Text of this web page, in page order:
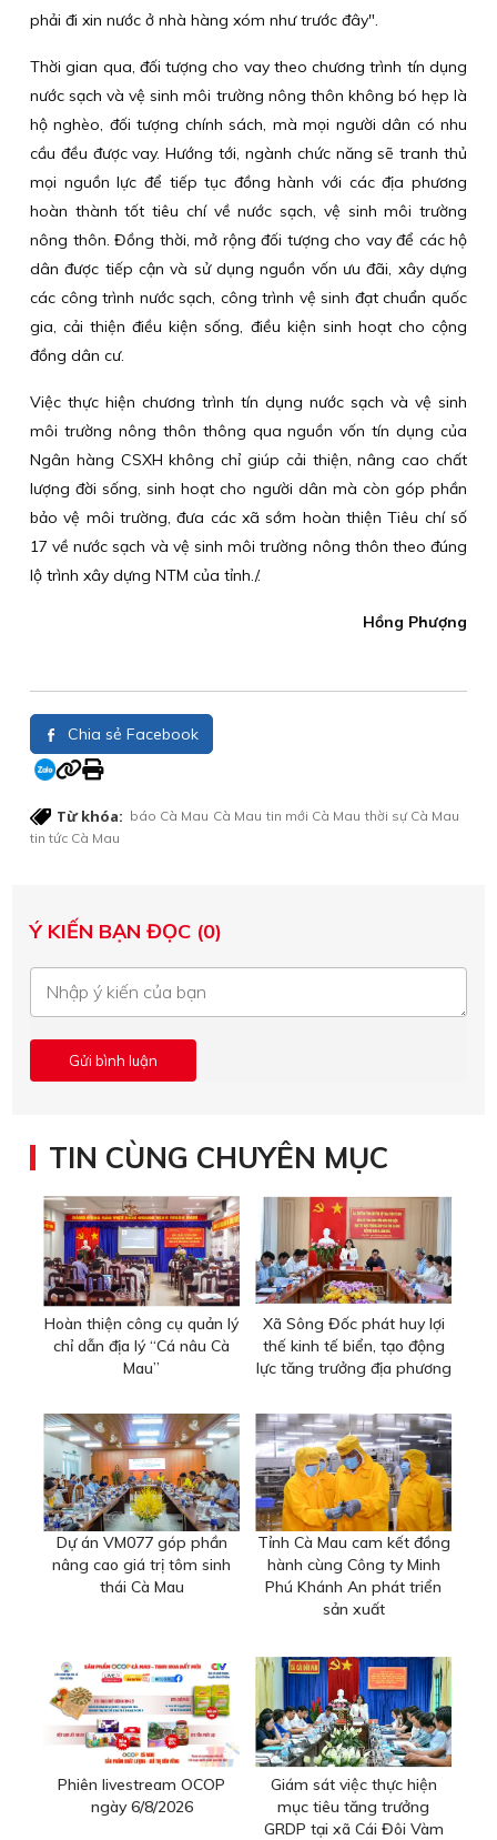
phải đi xin nước ở nhà hàng xóm như trước đây".
Thời gian qua, đối tượng cho vay theo chương trình tín dụng
nước sạch và vệ sinh môi trường nông thôn không bó hẹp là
hộ nghèo, đối tượng chính sách, mà mọi người dân có nhu
cầu đều được vay. Hướng tới, ngành chức năng sẽ tranh thủ
mọi nguồn lực để tiếp tục đồng hành với các địa phương
hoàn thành tốt tiêu chí về nước sạch, vệ sinh môi trường
nông thôn. Đồng thời, mở rộng đối tượng cho vay để các hộ
dân được tiếp cận và sử dụng nguồn vốn ưu đãi, xây dựng
các công trình nước sạch, công trình vệ sinh đạt chuẩn quốc
gia, cải thiện điều kiện sống, điều kiện sinh hoạt cho cộng
đồng dân cư.
Việc thực hiện chương trình tín dụng nước sạch và vệ sinh
môi trường nông thôn thông qua nguồn vốn tín dụng của
Ngân hàng CSXH không chỉ giúp cải thiện, nâng cao chất
lượng đời sống, sinh hoạt cho người dân mà còn góp phần
bảo vệ môi trường, đưa các xã sớm hoàn thiện Tiêu chí số
17 về nước sạch và vệ sinh môi trường nông thôn theo đúng
lộ trình xây dựng NTM của tỉnh./.
Hồng Phượng
Chia sẻ Facebook
Từ khóa: báo Cà Mau Cà Mau tin mới Cà Mau thời sự Cà Mau
tin tức Cà Mau
Ý KIẾN BẠN ĐỌC (0)
TIN CÙNG CHUYÊN MỤC
Hoàn thiện công cụ quản lý
chỉ dẫn địa lý “Cá nâu Cà
Mau”
Xã Sông Đốc phát huy lợi
thế kinh tế biển, tạo động
lực tăng trưởng địa phương
Dự án VM077 góp phần
nâng cao giá trị tôm sinh
thái Cà Mau
Tỉnh Cà Mau cam kết đồng
hành cùng Công ty Minh
Phú Khánh An phát triển
sản xuất
Phiên livestream OCOP
ngày 6/8/2026
Giám sát việc thực hiện
mục tiêu tăng trưởng
GRDP tại xã Cái Đôi Vàm